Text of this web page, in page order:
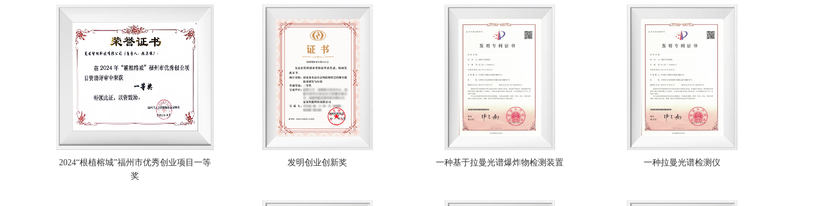
2024“根植榕城”福州市优秀创业项目一等
奖
发明创业创新奖 一种基于拉曼光谱爆炸物检测装置 一种拉曼光谱检测仪